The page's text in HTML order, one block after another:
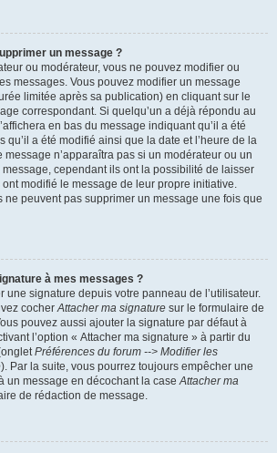
un message ?
ou modérateur, vous ne pouvez modifier ou
messages. Vous pouvez modifier un message
limitée après sa publication) en cliquant sur le
correspondant. Si quelqu’un a déjà répondu au
en bas du message indiquant qu’il a été
qu’il a été modifié ainsi que la date et l’heure de la
n’apparaîtra pas si un modérateur ou un
cependant ils ont la possibilité de laisser
modifié le message de leur propre initiative.
ne peuvent pas supprimer un message une fois que
à mes messages ?
une signature depuis votre panneau de l’utilisateur.
cocherAttacher ma signature sur le formulaire de
pouvez aussi ajouter la signature par défaut à
l’option « Attacher ma signature » à partir du
Préférences du forum --> Modifier les
). Par la suite, vous pourrez toujours empêcher une
un message en décochant la caseAttacher ma
de rédaction de message.